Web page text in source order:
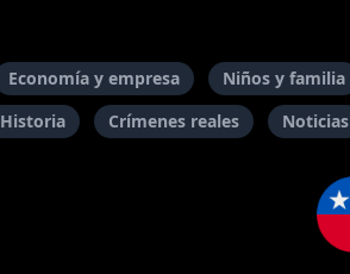
Economía y empresa Niños y familia
Historia Crímenes reales Noticias